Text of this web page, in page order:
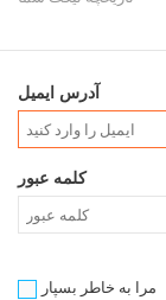
آدرس ایمیل
کلمه عبور
مرا به خاطر بسپار